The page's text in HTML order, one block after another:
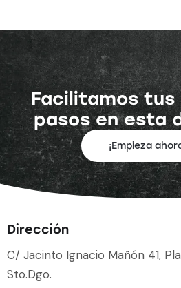
Facilitamos tus
pasos en esta
¡Empieza
Dirección
C/ Jacinto Ignacio Mañón 41,
Sto.Dgo.